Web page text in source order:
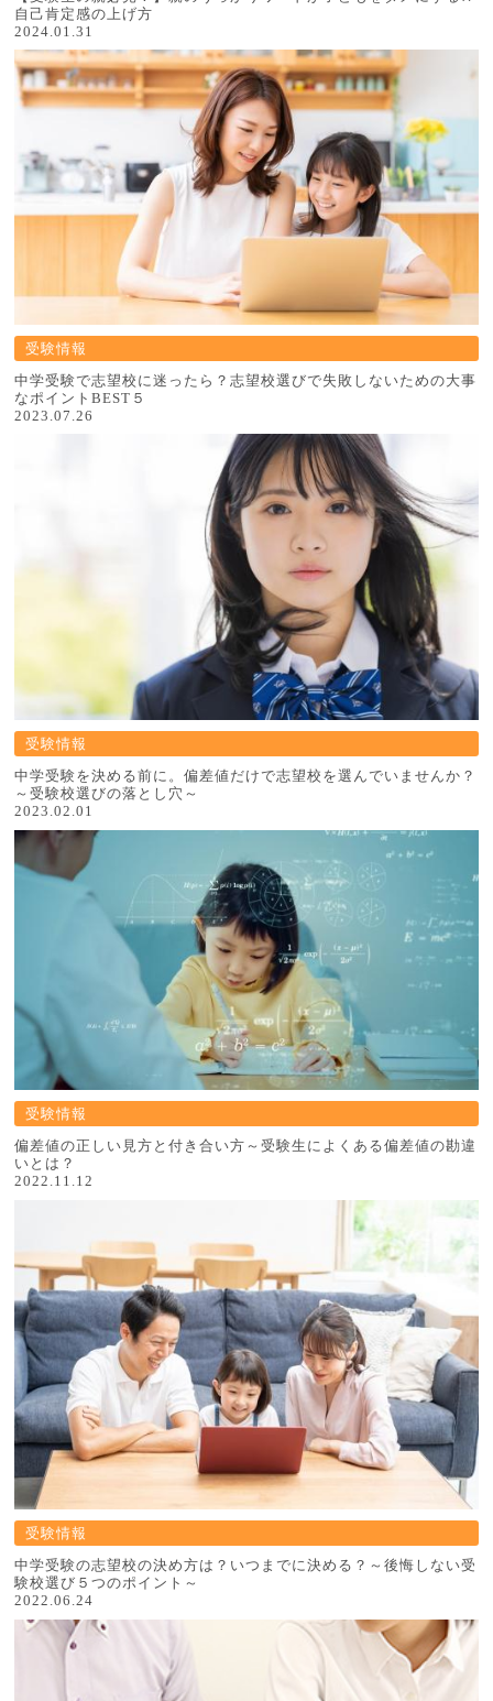
自己肯定感の上げ方
2024.01.31
受験情報
中学受験で志望校に迷ったら？志望校選びで失敗しないための大事
なポイントBEST５
2023.07.26
受験情報
中学受験を決める前に。偏差値だけで志望校を選んでいませんか？
～受験校選びの落とし穴～
2023.02.01
受験情報
偏差値の正しい見方と付き合い方～受験生によくある偏差値の勘違
いとは？
2022.11.12
受験情報
中学受験の志望校の決め方は？いつまでに決める？～後悔しない受
験校選び５つのポイント～
2022.06.24